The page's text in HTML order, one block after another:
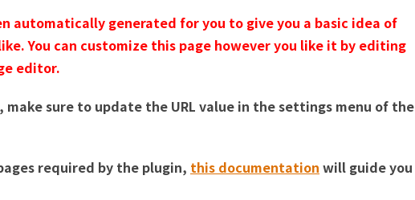
automatically generated for you to give you a basic idea of
You can customize this page however you like it by editing
editor.
make sure to update the URL value in the settings menu of the
required by the plugin, this documentation will guide you